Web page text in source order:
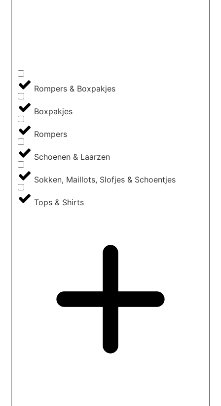
Rompers & Boxpakjes
Boxpakjes
Rompers
Schoenen & Laarzen
Sokken, Maillots, Slofjes & Schoentjes
Tops & Shirts